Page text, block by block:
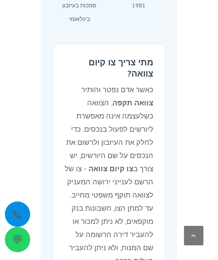
1981
סמכות בעיזבון
בינלאומי
מתי צריך צו קיום
צוואה?
כאשר אדם נפטר והותיר
צוואה תקפה, הצוואה
כשלעצמה אינה מאפשרת
ליורשים לפעול בנכסים. כדי
לחלק את העיזבון ולרשום את
הנכסים על שם היורשים, יש
צורך בצו קיום צוואה - צו של
הרשם לענייני ירושה המעניק
לצוואה תוקף משפטי מחייב.
עד למתן הצו, חשבונות בנק
מוקפאים, לא ניתן למכור או
להעביר דירה הרשומה על
שם המנוח, ולא ניתן להעביר
📞
💬